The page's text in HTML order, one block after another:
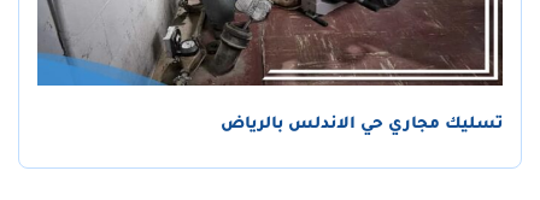
تسليك مجاري حي الاندلس بالرياض